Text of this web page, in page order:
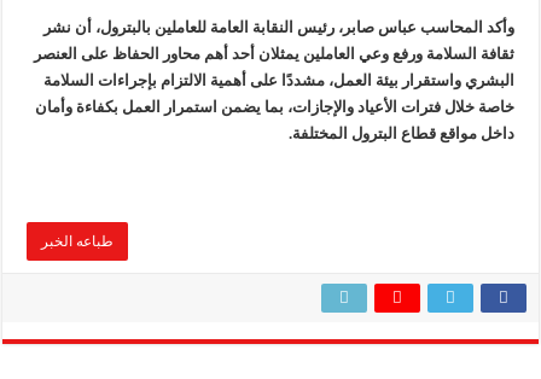
وأكد المحاسب عباس صابر، رئيس النقابة العامة للعاملين بالبترول، أن نشر
ثقافة السلامة ورفع وعي العاملين يمثلان أحد أهم محاور الحفاظ على العنصر
البشري واستقرار بيئة العمل، مشددًا على أهمية الالتزام بإجراءات السلامة
خاصة خلال فترات الأعياد والإجازات، بما يضمن استمرار العمل بكفاءة وأمان
داخل مواقع قطاع البترول المختلفة.
طباعه الخبر